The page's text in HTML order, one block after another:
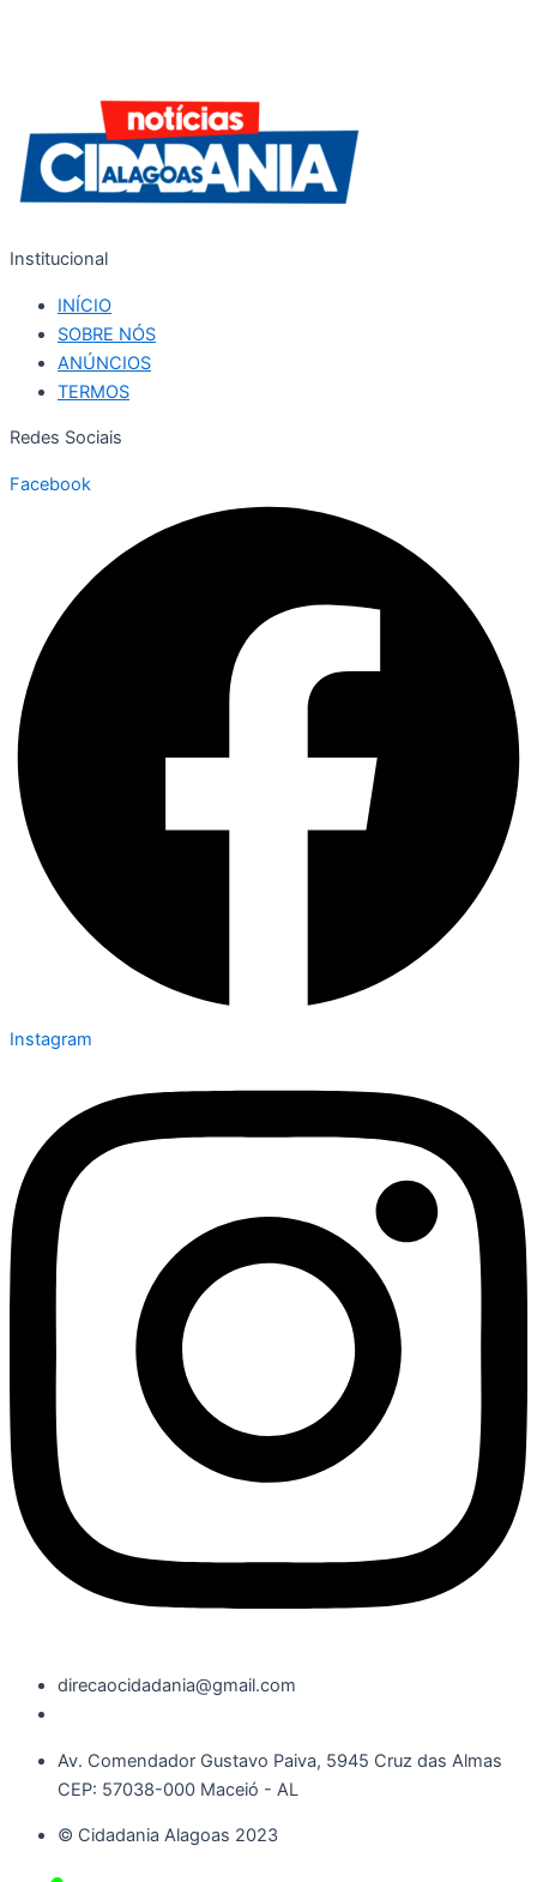
Institucional
INÍCIO
SOBRE NÓS
ANÚNCIOS
TERMOS
Redes Sociais
Facebook
Instagram
direcaocidadania@gmail.com
Av. Comendador Gustavo Paiva, 5945 Cruz das Almas
CEP: 57038-000 Maceió - AL
© Cidadania Alagoas 2023